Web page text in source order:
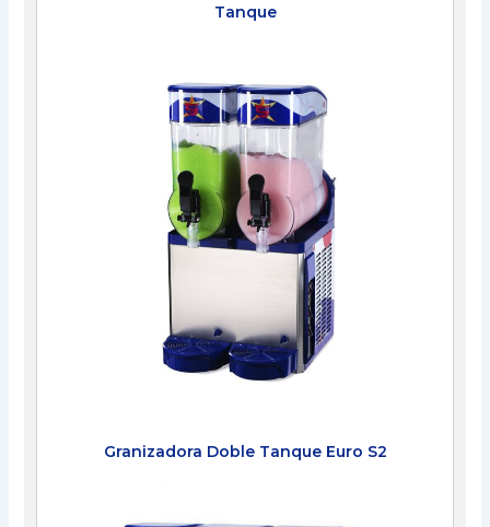
Tanque
Granizadora Doble Tanque Euro S2